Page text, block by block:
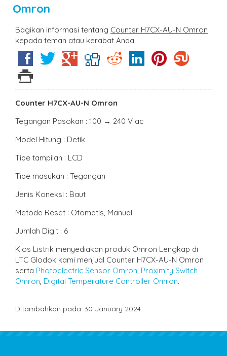
Omron
Bagikan informasi tentang Counter H7CX-AU-N Omron
kepada teman atau kerabat Anda.
Counter H7CX-AU-N Omron
Tegangan Pasokan : 100 → 240 V ac
Model Hitung : Detik
Tipe tampilan : LCD
Tipe masukan : Tegangan
Jenis Koneksi : Baut
Metode Reset : Otomatis, Manual
Jumlah Digit : 6
Kios Listrik menyediakan produk Omron Lengkap di
LTC Glodok kami menjual Counter H7CX-AU-N Omron
serta Photoelectric Sensor Omron Proximity Switch
Omron Digital Temperature Controller Omron.
Ditambahkan pada: 30 January 2024